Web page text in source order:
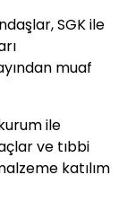
SGK ile
muaf
ile
ve tıbbi
katılım